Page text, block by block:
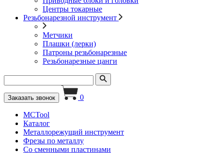
Центры токарные
Резьбонарезной инструмент
Метчики
Плашки (лерки)
Патроны резьбонарезные
Резьбонарезные цанги
Заказать звонок 0
MCTool
Каталог
Металлорежущий инструмент
Фрезы по металлу
Со сменными пластинами